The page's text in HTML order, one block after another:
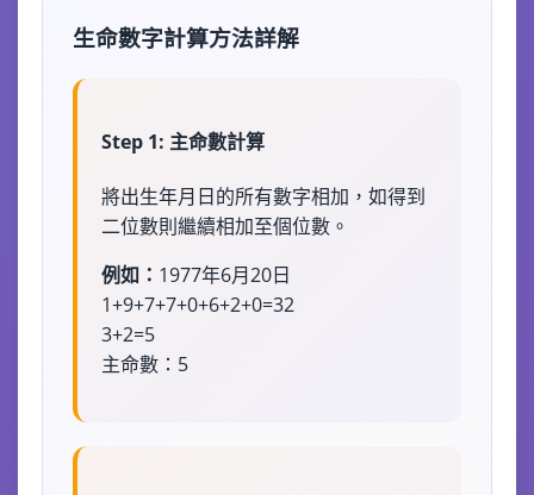
生命數字計算方法詳解
Step 1: 主命數計算
將出生年月日的所有數字相加，如得到
二位數則繼續相加至個位數。
例如： 1977年6月20日
1+9+7+7+0+6+2+0=32
3+2=5
主命數：5